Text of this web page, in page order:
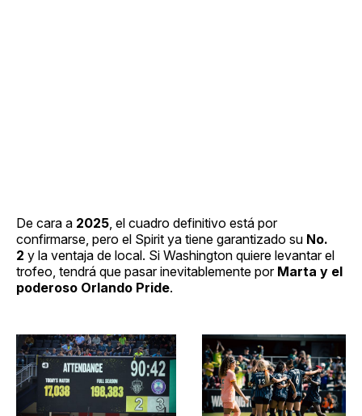
De cara a 2025 , el cuadro definitivo está por
confirmarse, pero el Spirit ya tiene garantizado su No.
2 y la ventaja de local. Si Washington quiere levantar el
trofeo, tendrá que pasar inevitablemente por Marta y el
poderoso Orlando Pride.